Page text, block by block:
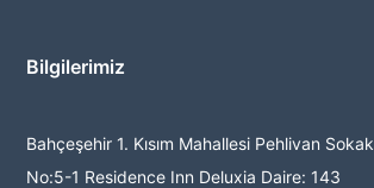
Bilgilerimiz
Bahçeşehir 1. Kısım Mahallesi Pehlivan Sokak
No:5-1 Residence Inn Deluxia Daire: 143